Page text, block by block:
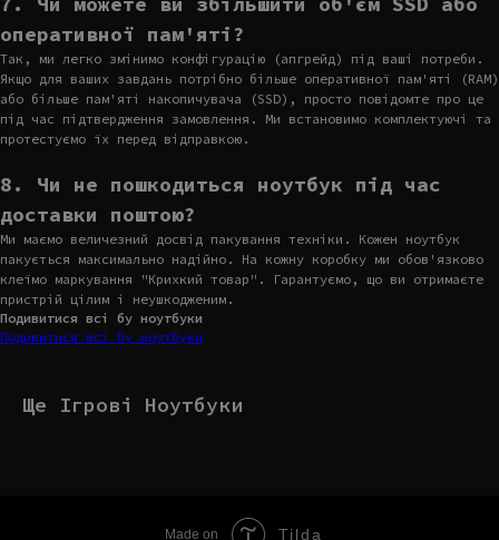
оперативної пам'яті?
Так, ми легко змінимо конфігурацію (апгрейд) під ваші потреби.
Якщо для ваших завдань потрібно більше оперативної пам'яті (RAM)
або більше пам'яті накопичувача (SSD), просто повідомте про це
під час підтвердження замовлення. Ми встановимо комплектуючі та
протестуємо їх перед відправкою.
8. Чи не пошкодиться ноутбук під час
доставки поштою?
Ми маємо величезний досвід пакування техніки. Кожен ноутбук
пакується максимально надійно. На кожну коробку ми обов'язково
клеїмо маркування "Крихкий товар". Гарантуємо, що ви отримаєте
пристрій цілим і неушкодженим.
Подивитися всі бу ноутбуки
Подивитися всі бу ноутбуки
Ще Ігрові Ноутбуки
Made on Tilda